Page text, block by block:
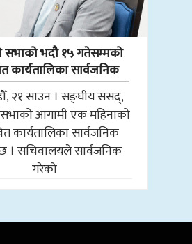
सभाको भदौ १५ गतेसम्मको
कार्यतालिका सार्वजनिक
२१ साउन । सङ्घीय संसद्,
सभाको आगामी एक महिनाको
कार्यतालिका सार्वजनिक
। सचिवालयले सार्वजनिक
गरेको